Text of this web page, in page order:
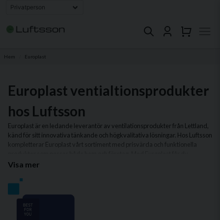
Hem Europlast
Europlast ventialtionsprodukter
hos Luftsson
Europlast är en ledande leverantör av ventilationsprodukter från Lettland,
känd för sitt innovativa tänkande och högkvalitativa lösningar. Hos Luftsson
kompletterar Europlast vårt sortiment med prisvärda och funktionella
produkter som är designade för att vara både hållbara och enkla att
ventilationskanaler och ljuddämpare till stilrena galler och kåpor.
Produkterna är perfekta för att skapa ett energieffektivt ventilationssystem
Visa mer